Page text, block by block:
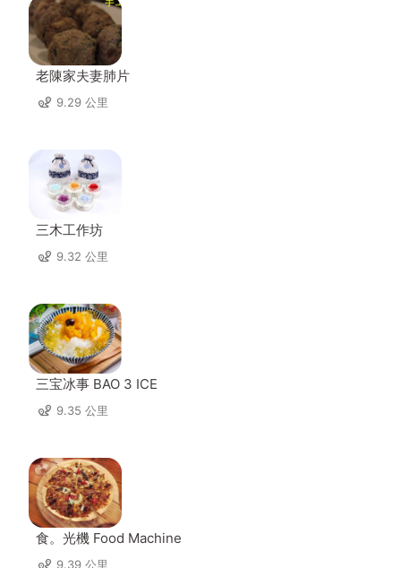
老陳家夫妻肺片
9.29 公里
三木工作坊
9.32 公里
三宝冰事 BAO 3 ICE
9.35 公里
食。光機 Food Machine
9.39 公里